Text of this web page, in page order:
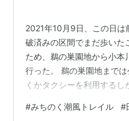
2021年10月9日、この日
破済みの区間でまだ歩いた
ため、鵜の巣園地から小本
行った。 鵜の巣園地まで
くかタクシーを利用するし
した。 タクシーで駅を出
#みちのく潮風トレイル #